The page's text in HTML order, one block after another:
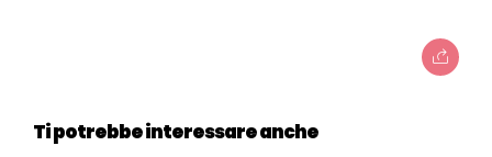
Ti potrebbe interessare anche